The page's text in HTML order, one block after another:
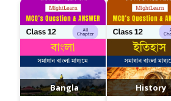
Bangla History